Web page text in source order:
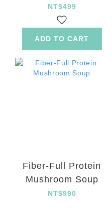
Ginger Capsule
NT$499
ADD TO CART
Fiber-Full Protein
Mushroom Soup
NT$990